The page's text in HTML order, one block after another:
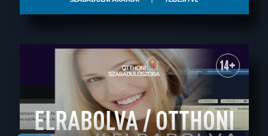
14+
ELRABOLVA / OTTHONI